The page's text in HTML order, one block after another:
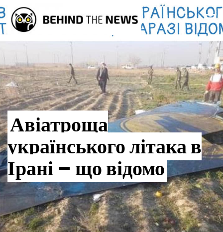
Авіатроща
українського літака в
Ірані – що відомо